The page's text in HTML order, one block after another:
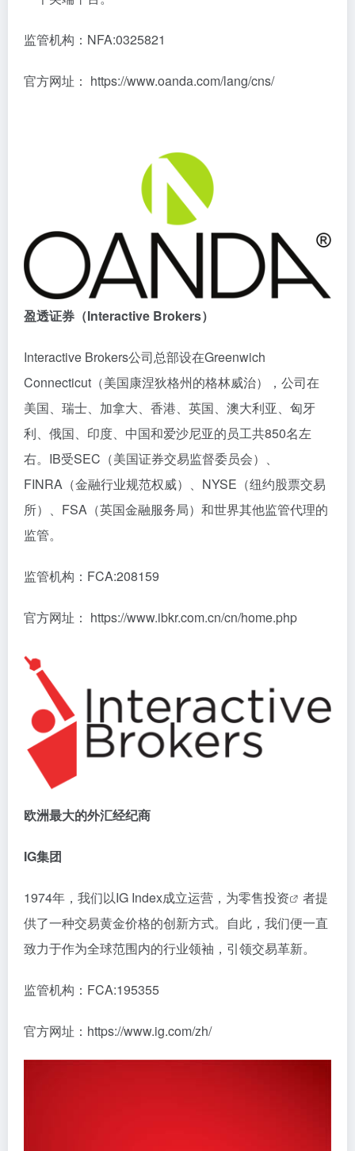
监管机构：NFA:0325821
官方网址： https://www.oanda.com/lang/cns/
盈透证券（Interactive Brokers）
Interactive Brokers公司总部设在Greenwich
Connecticut（美国康涅狄格州的格林威治），公司在
美国、瑞士、加拿大、香港、英国、澳大利亚、匈牙
利、俄国、印度、中国和爱沙尼亚的员工共850名左
右。IB受SEC（美国证券交易监督委员会）、
FINRA（金融行业规范权威）、NYSE（纽约股票交易
所）、FSA（英国金融服务局）和世界其他监管代理的
监管。
监管机构：FCA:208159
官方网址： https://www.ibkr.com.cn/cn/home.php
欧洲最大的外汇经纪商
IG集团
1974年，我们以IG Index成立运营，为零售投资
者提
供了一种交易黄金价格的创新方式。自此，我们便一直
致力于作为全球范围内的行业领袖，引领交易革新。
监管机构：FCA:195355
官方网址：https://www.ig.com/zh/